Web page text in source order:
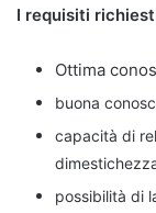
I requisiti
Ottima
buona
capacità di
possibilità di